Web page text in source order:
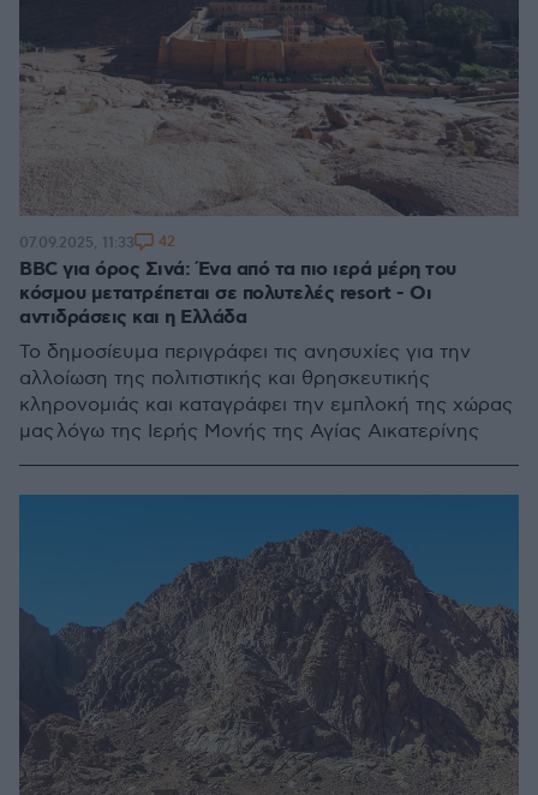
BBC για όρος Σινά: Ένα από τα πιο ιερά μέρη του
κόσμου μετατρέπεται σε πολυτελές resort - Οι
αντιδράσεις και η Ελλάδα
Το δημοσίευμα περιγράφει τις ανησυχίες για την
αλλοίωση της πολιτιστικής και θρησκευτικής
κληρονομιάς και καταγράφει την εμπλοκή της χώρας
μας λόγω της Ιερής Μονής της Αγίας Αικατερίνης
07.09.2025, 11:33 42